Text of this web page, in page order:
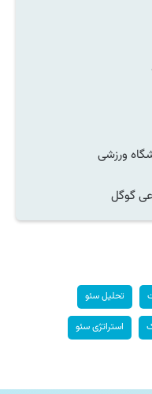
ورزشی
گوگل
تحلیل سئو
استراتژی سئو